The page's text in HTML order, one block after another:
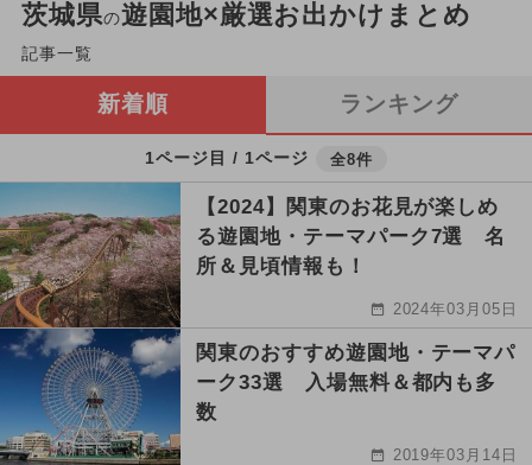
茨城県の遊園地×厳選お出かけまとめ
記事一覧
新着順 ランキング
1ページ目 / 1ページ 全8件
【2024】関東のお花見が楽しめ
る遊園地・テーマパーク7選 名
所＆見頃情報も！
2024年03月05日
関東のおすすめ遊園地・テーマパ
ーク33選 入場無料＆都内も多
数
2019年03月14日